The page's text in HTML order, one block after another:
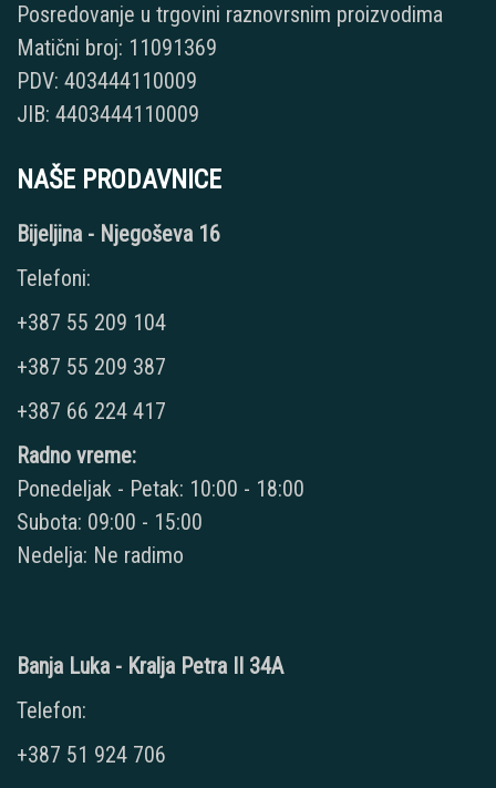
Posredovanje u trgovini raznovrsnim proizvodima
Matični broj: 11091369
PDV: 403444110009
JIB: 4403444110009
NAŠE PRODAVNICE
Bijeljina - Njegoševa 16
Telefoni:
+387 55 209 104
+387 55 209 387
+387 66 224 417
Radno vreme:
Ponedeljak - Petak: 10:00 - 18:00
Subota: 09:00 - 15:00
Nedelja: Ne radimo
Banja Luka - Kralja Petra II 34A
Telefon:
+387 51 924 706